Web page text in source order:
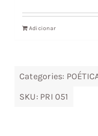
original
era:
atual
Adicionar
Categories:
SKU: PRI 051